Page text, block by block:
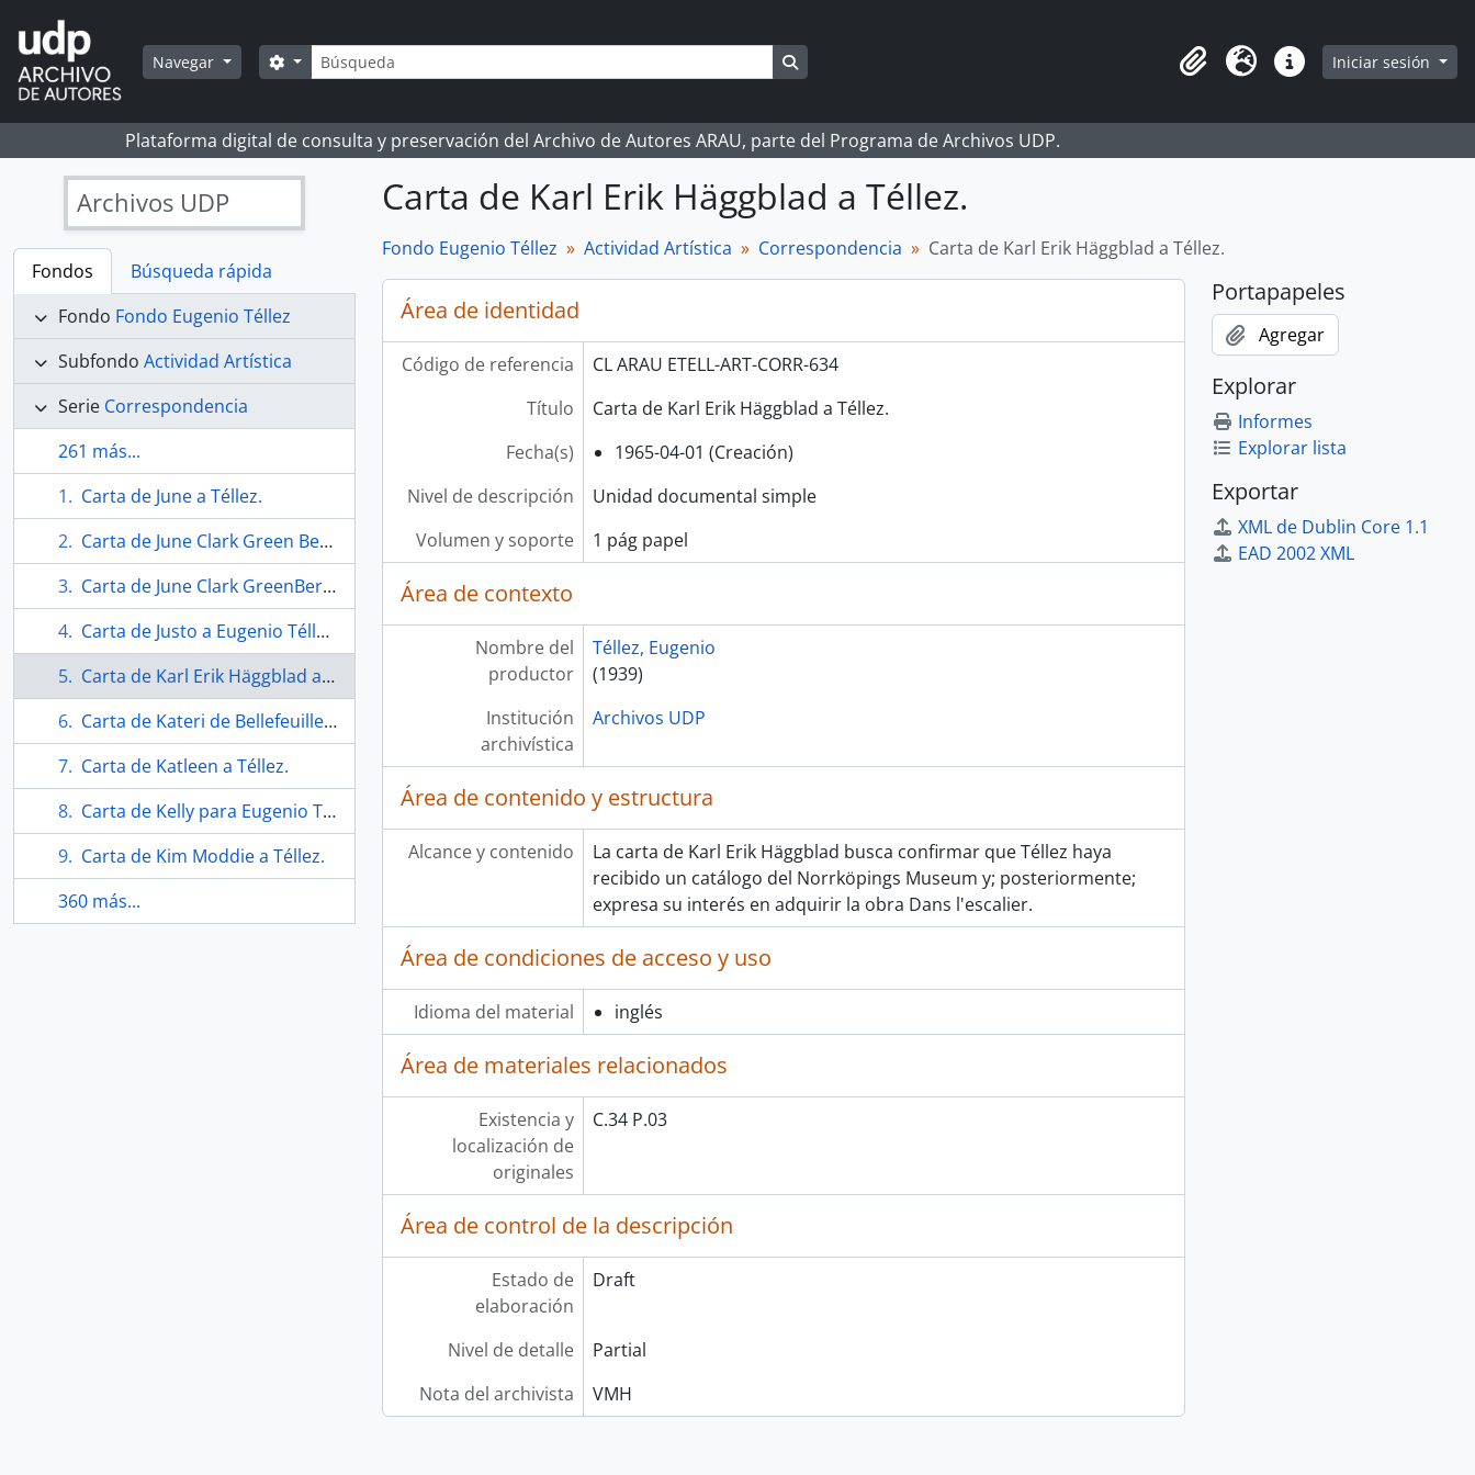
Skip to main content
Navegar Búsqueda
Search options
Portapapeles
Idioma Enlaces rápidos
Iniciar sesión
Plataforma digital de consulta y preservación del Archivo de Autores ARAU, parte del Programa de Archivos UDP.
Archivos UDP
Fondos
Búsqueda rápida
Fondo Fondo Eugenio Téllez
Subfondo Actividad Artística
Serie Correspondencia
261 más...
Carta de June a Téllez.
Carta de June Clark Green Berg para Téllez.
Carta de June Clark GreenBerg a Téllez.
Carta de Justo a Eugenio Téllez.
Carta de Karl Erik Häggblad a Téllez.
Carta de Kateri de Bellefeuille a Beatriz Valdebenito.
Carta de Katleen a Téllez.
Carta de Kelly para Eugenio Téllez.
Carta de Kim Moddie a Téllez.
360 más...
Carta de Karl Erik Häggblad a Téllez.
Fondo Eugenio Téllez Actividad Artística Correspondencia Carta de Karl Erik Häggblad a Téllez.
Área de identidad
Código de referencia
CL ARAU ETELL-ART-CORR-634
Título
Carta de Karl Erik Häggblad a Téllez.
Fecha(s)
1965-04-01 (Creación)
Nivel de descripción
Unidad documental simple
Volumen y soporte
1 pág papel
Área de contexto
Nombre del
productor
Téllez, Eugenio
(1939)
Institución
archivística
Archivos UDP
Área de contenido y estructura
Alcance y contenido
La carta de Karl Erik Häggblad busca confirmar que Téllez haya
recibido un catálogo del Norrköpings Museum y; posteriormente;
expresa su interés en adquirir la obra Dans l'escalier.
Área de condiciones de acceso y uso
Idioma del material inglés
Área de materiales relacionados
Existencia y
localización de
originales
C.34 P.03
Área de control de la descripción
Estado de
elaboración
Draft
Nivel de detalle
Partial
Nota del archivista
VMH
Portapapeles
Agregar
Explorar
Informes
Explorar lista
Exportar
XML de Dublin Core 1.1
EAD 2002 XML